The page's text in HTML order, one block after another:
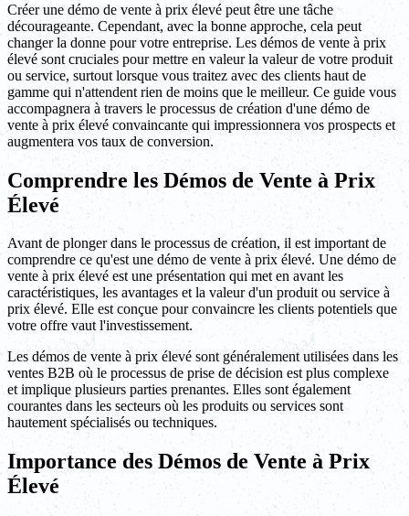
Créer une démo de vente à prix élevé peut être une tâche
décourageante. Cependant, avec la bonne approche, cela peut
changer la donne pour votre entreprise. Les démos de vente à prix
élevé sont cruciales pour mettre en valeur la valeur de votre produit
ou service, surtout lorsque vous traitez avec des clients haut de
gamme qui n'attendent rien de moins que le meilleur. Ce guide vous
accompagnera à travers le processus de création d'une démo de
vente à prix élevé convaincante qui impressionnera vos prospects et
augmentera vos taux de conversion.
Comprendre les Démos de Vente à Prix
Élevé
Avant de plonger dans le processus de création, il est important de
comprendre ce qu'est une démo de vente à prix élevé. Une démo de
vente à prix élevé est une présentation qui met en avant les
caractéristiques, les avantages et la valeur d'un produit ou service à
prix élevé. Elle est conçue pour convaincre les clients potentiels que
votre offre vaut l'investissement.
Les démos de vente à prix élevé sont généralement utilisées dans les
ventes B2B où le processus de prise de décision est plus complexe
et implique plusieurs parties prenantes. Elles sont également
courantes dans les secteurs où les produits ou services sont
hautement spécialisés ou techniques.
Importance des Démos de Vente à Prix
Élevé